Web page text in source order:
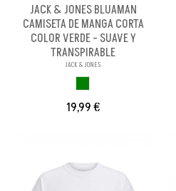
JACK & JONES BLUAMAN
CAMISETA DE MANGA CORTA
COLOR VERDE - SUAVE Y
TRANSPIRABLE
JACK & JONES
19,99 €